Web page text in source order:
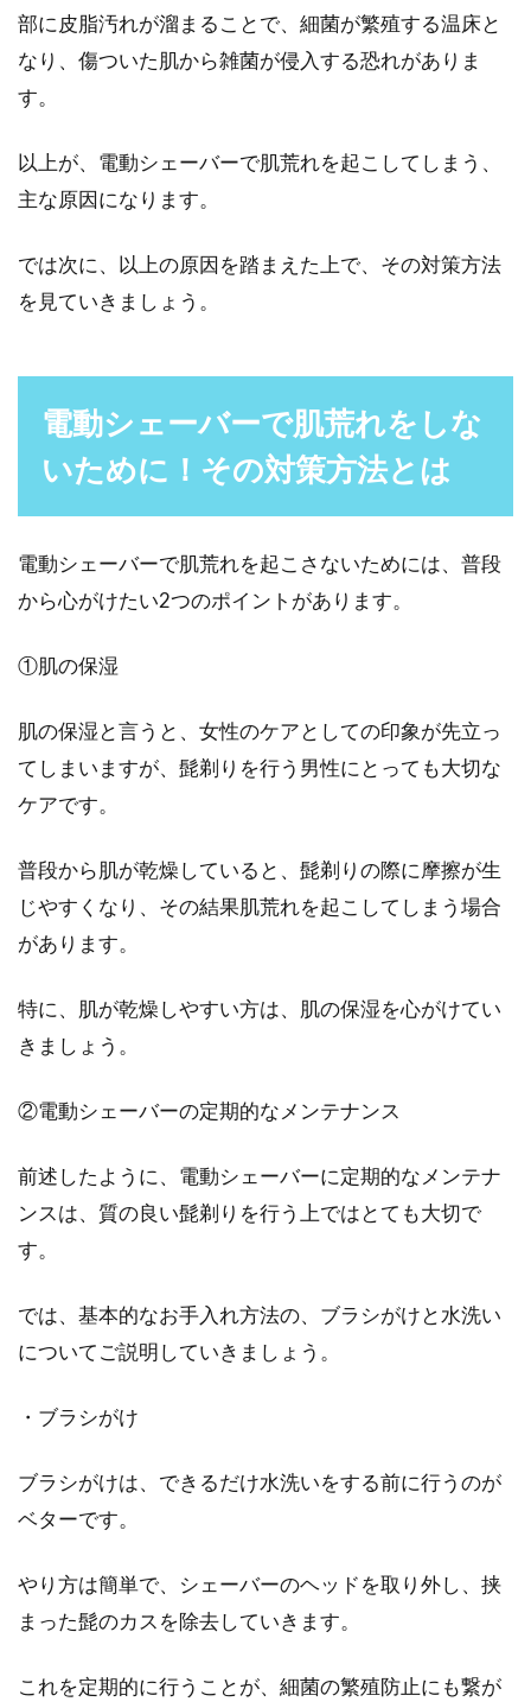
にも大丈夫な髭の剃り方
トする男性も多いと思います。そんな人の中
髭のおしゃれがしたい！濃いより薄
い方がしやすいって本当？
「男らしくおしゃれな髭を生やしたいなぁ」た
髭剃りは機内持ち込みできる？！国
仕事やプライベートで飛行機に乗るとき、気に
なるのは手荷物検査です。なかには飛行機の機
ら販売されており、また価格もピンからキリま
髭剃り用シェーバーで肌に優しいも
のはこれ！使い心地を検証
男の髭剃り！電気シェーバーの値段
相場はどのくらい？
は時間がかかるし、かといって急いでやってし
部に皮脂汚れが溜まることで、細菌が繁殖する温床と
なり、傷ついた肌から雑菌が侵入する恐れがありま
す。
以上が、電動シェーバーで肌荒れを起こしてしまう、
主な原因になります。
では次に、以上の原因を踏まえた上で、その対策方法
を見ていきましょう。
電動シェーバーで肌荒れをしな
いために！その対策方法とは
電動シェーバーで肌荒れを起こさないためには、普段
から心がけたい2つのポイントがあります。
①肌の保湿
肌の保湿と言うと、女性のケアとしての印象が先立っ
てしまいますが、髭剃りを行う男性にとっても大切な
ケアです。
普段から肌が乾燥していると、髭剃りの際に摩擦が生
じやすくなり、その結果肌荒れを起こしてしまう場合
があります。
特に、肌が乾燥しやすい方は、肌の保湿を心がけてい
きましょう。
②電動シェーバーの定期的なメンテナンス
前述したように、電動シェーバーに定期的なメンテナ
ンスは、質の良い髭剃りを行う上ではとても大切で
す。
では、基本的なお手入れ方法の、ブラシがけと水洗い
についてご説明していきましょう。
・ブラシがけ
ブラシがけは、できるだけ水洗いをする前に行うのが
ベターです。
やり方は簡単で、シェーバーのヘッドを取り外し、挟
まった髭のカスを除去していきます。
これを定期的に行うことが、細菌の繁殖防止にも繋が